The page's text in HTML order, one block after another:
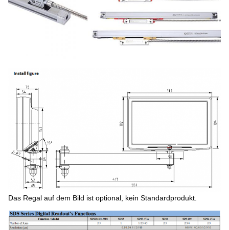
Das Regal auf dem Bild ist optional, kein Standardprodukt.